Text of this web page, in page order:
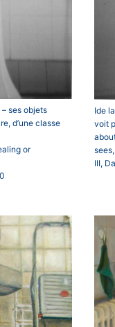
ses objets
d’une classe
or
Ide
voit
III,